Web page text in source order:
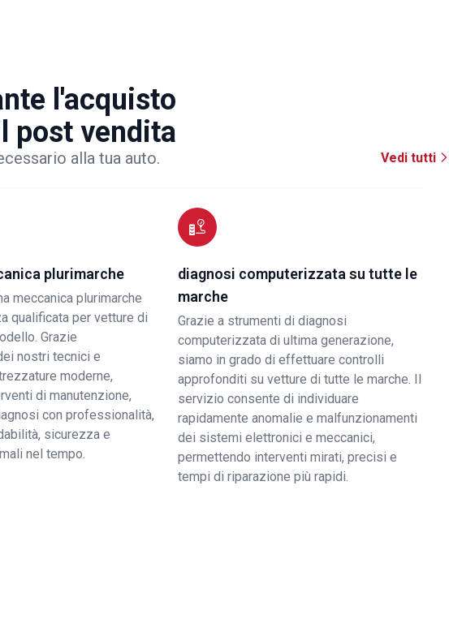
l'acquisto
post vendita
alla tua auto. Vedi tutti
plurimarche
meccanica plurimarche
qualificata per vetture di
Grazie
nostri tecnici e
moderne,
di manutenzione,
con professionalità,
sicurezza e
nel tempo.
diagnosi computerizzata su tutte le
marche
Grazie a strumenti di diagnosi
computerizzata di ultima generazione,
siamo in grado di effettuare controlli
approfonditi su vetture di tutte le marche. Il
servizio consente di individuare
rapidamente anomalie e malfunzionamenti
dei sistemi elettronici e meccanici,
permettendo interventi mirati, precisi e
tempi di riparazione più rapidi.